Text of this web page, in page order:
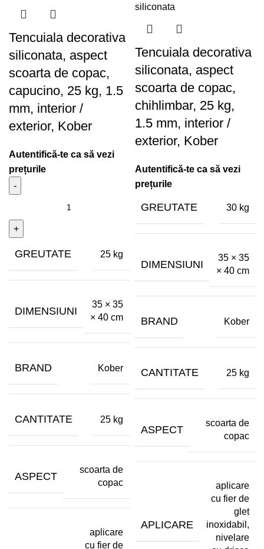
Tencuiala decorativa
siliconata, aspect
scoarta de copac,
capucino, 25 kg, 1.5
mm, interior /
exterior, Kober
GREUTATE 25 kg
DIMENSIUNI
35 × 35
× 40 cm
BRAND Kober
CANTITATE 25 kg
ASPECT
scoarta de
copac
aplicare
cu fier de
Tencuiala decorativa
siliconata, aspect
scoarta de copac,
chihlimbar, 25 kg,
1.5 mm, interior /
exterior, Kober
GREUTATE 30 kg
DIMENSIUNI
35 × 35
× 40 cm
BRAND Kober
CANTITATE 25 kg
ASPECT
scoarta de
copac
APLICARE
aplicare
cu fier de
glet
inoxidabil,
nivelare